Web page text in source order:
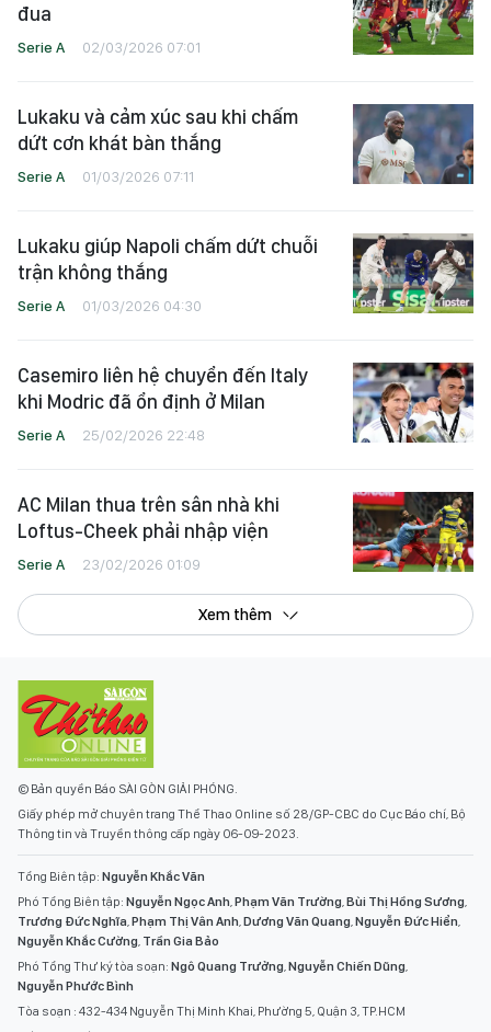
đua
Serie A 02/03/2026 07:01
Lukaku và cảm xúc sau khi chấm
dứt cơn khát bàn thắng
Serie A 01/03/2026 07:11
Lukaku giúp Napoli chấm dứt chuỗi
trận không thắng
Serie A 01/03/2026 04:30
Casemiro liên hệ chuyển đến Italy
khi Modric đã ổn định ở Milan
Serie A 25/02/2026 22:48
AC Milan thua trên sân nhà khi
Loftus-Cheek phải nhập viện
Serie A 23/02/2026 01:09
Xem thêm
© Bản quyền Báo SÀI GÒN GIẢI PHÓNG.
Giấy phép mở chuyên trang Thể Thao Online số 28/GP-CBC do Cục Báo chí, Bộ
Thông tin và Truyền thông cấp ngày 06-09-2023.
Tổng Biên tập: Nguyễn Khắc Văn
Phó Tổng Biên tập: Nguyễn Ngọc Anh Phạm Văn Trường Bùi Thị Hồng Sương
Trương Đức Nghĩa Phạm Thị Vân Anh Dương Văn Quang Nguyễn Đức Hiển
Nguyễn Khắc Cường Trần Gia Bảo
Phó Tổng Thư ký tòa soạn: Ngô Quang Trưởng Nguyễn Chiến Dũng
Nguyễn Phước Bình
Tòa soạn : 432-434 Nguyễn Thị Minh Khai, Phường 5, Quận 3, TP.HCM